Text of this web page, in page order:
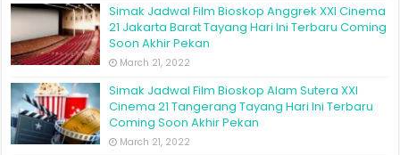
Simak Jadwal Film Bioskop Anggrek XXI Cinema
21 Jakarta Barat Tayang Hari Ini Terbaru Coming
Soon Akhir Pekan
March 21, 2022
Simak Jadwal Film Bioskop Alam Sutera XXI
Cinema 21 Tangerang Tayang Hari Ini Terbaru
Coming Soon Akhir Pekan
March 21, 2022